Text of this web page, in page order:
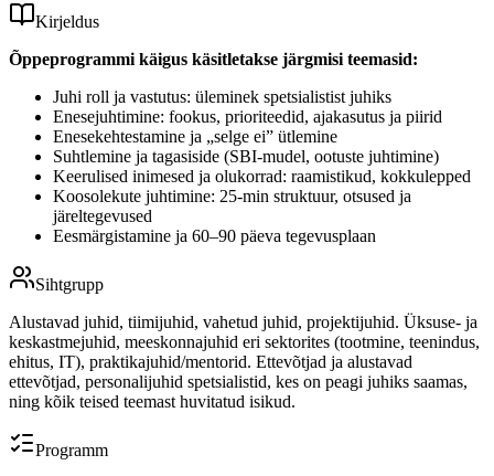
Kirjeldus
Õppeprogrammi käigus käsitletakse järgmisi teemasid:
Juhi roll ja vastutus: üleminek spetsialistist juhiks
Enesejuhtimine: fookus, prioriteedid, ajakasutus ja piirid
Enesekehtestamine ja „selge ei” ütlemine
Suhtlemine ja tagasiside (SBI-mudel, ootuste juhtimine)
Keerulised inimesed ja olukorrad: raamistikud, kokkulepped
Koosolekute juhtimine: 25-min struktuur, otsused ja
järeltegevused
Eesmärgistamine ja 60–90 päeva tegevusplaan
Sihtgrupp
Alustavad juhid, tiimijuhid, vahetud juhid, projektijuhid. Üksuse- ja
keskastmejuhid, meeskonnajuhid eri sektorites (tootmine, teenindus,
ehitus, IT), praktikajuhid/mentorid. Ettevõtjad ja alustavad
ettevõtjad, personalijuhid spetsialistid, kes on peagi juhiks saamas,
ning kõik teised teemast huvitatud isikud.
Programm